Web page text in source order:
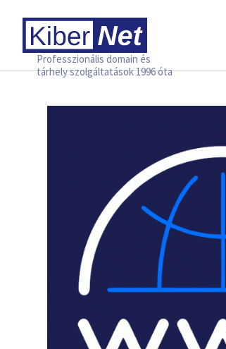
Professzionális domain és
tárhely szolgáltatások 1996 óta